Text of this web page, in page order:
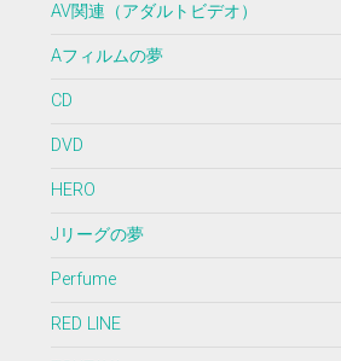
AV関連（アダルトビデオ）
Aフィルムの夢
CD
DVD
HERO
Jリーグの夢
Perfume
RED LINE